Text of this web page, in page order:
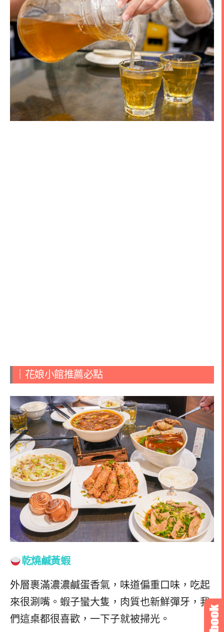
｜花娘小館推薦必點
乾燒鹹黃蝦
外層裹滿濃濃鹹蛋香氣，味道偏重口味，吃起
來很涮嘴。蝦子蠻大隻，肉質也新鮮彈牙，我
們這桌都很喜歡，一下子就被掃光。